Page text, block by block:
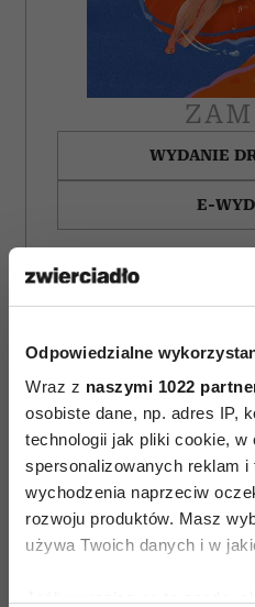
Odpowiedzialne
Wraz z naszymi 1022
osobiste dane, np. adres IP,
technologii jak pliki cookie, w
spersonalizowanych reklam
wychodzenia naprzeciw
rozwoju produktów. Masz
używa Twoich danych i w
WYDANIE
E-
Roznerski